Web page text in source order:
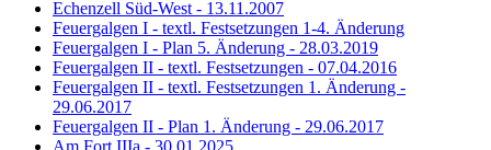
Echenzell Süd-West - 13.11.2007
Feuergalgen I - textl. Festsetzungen 1-4. Änderung
Feuergalgen I - Plan 5. Änderung - 28.03.2019
Feuergalgen II - textl. Festsetzungen - 07.04.2016
Feuergalgen II - textl. Festsetzungen 1. Änderung -
29.06.2017
Feuergalgen II - Plan 1. Änderung - 29.06.2017
Am Fort IIIa - 30.01.2025